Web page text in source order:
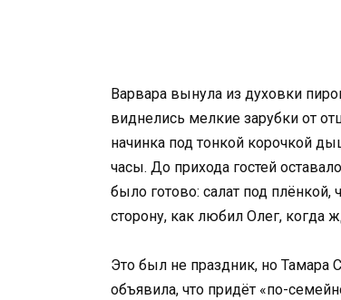
Варвара вынула из духовки
виднелись мелкие зарубки от
начинка под тонкой корочкой
часы. До прихода гостей
было готово: салат под
сторону, как любил Олег, когда
Это был не праздник, но Тамара
объявила, что придёт «по-